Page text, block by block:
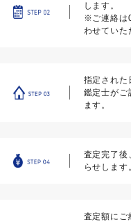
します。
※ご連絡は
わせていた
指定された
鑑定士がご
ます。
査定完了後
らせします
査定額にご